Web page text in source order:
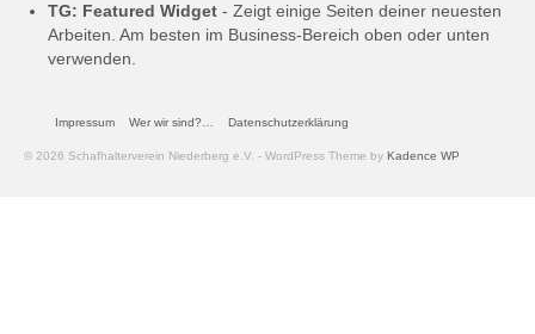
TG: Featured Widget - Zeigt einige Seiten deiner neuesten
Arbeiten. Am besten im Business-Bereich oben oder unten
verwenden.
Impressum Wer wir sind?… Datenschutzerklärung
© 2026 Schafhalterverein Niederberg e.V. - WordPress Theme by Kadence WP